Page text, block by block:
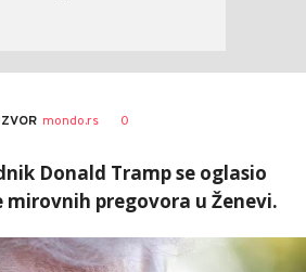
mondo.rs 0
Donald Tramp se oglasio
mirovnih pregovora u Ženevi.